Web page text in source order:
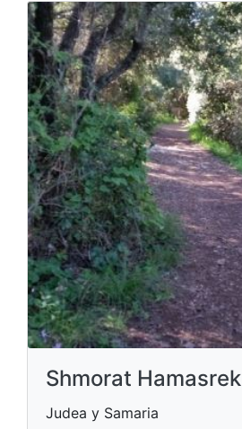
Shmorat Hamasrek
Judea y Samaria